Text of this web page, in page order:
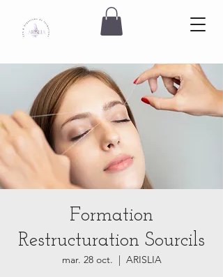
Formation
Restructuration Sourcils
mar. 28 oct.
  |
ARISLIA